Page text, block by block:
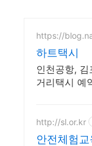
https://
하트택시
인천공항,
거리택시 예
http://sl.or.kr
안전체험